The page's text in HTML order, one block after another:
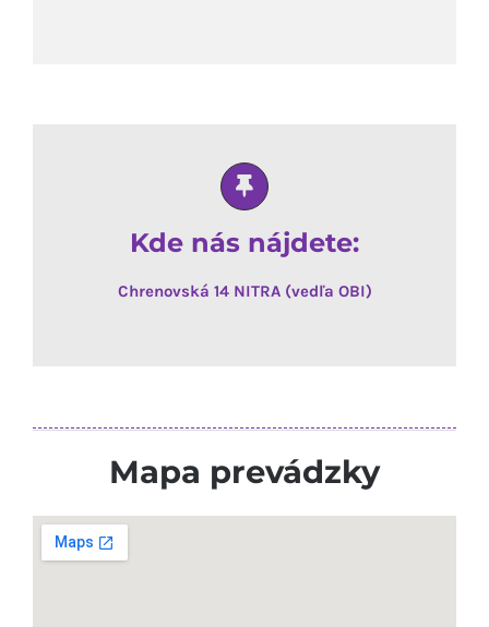
Kde nás nájdete:
Chrenovská 14 NITRA (vedľa OBI)
Mapa prevádzky